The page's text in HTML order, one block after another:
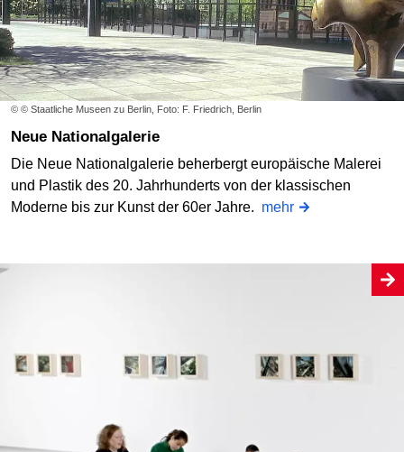
© © Staatliche Museen zu Berlin, Foto: F. Friedrich, Berlin
Neue Nationalgalerie
Die Neue Nationalgalerie beherbergt europäische Malerei
und Plastik des 20. Jahrhunderts von der klassischen
Moderne bis zur Kunst der 60er Jahre. mehr